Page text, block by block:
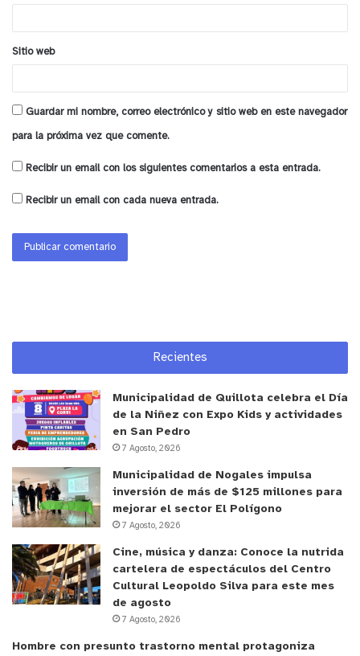
atención se pueden revisar directamente en
www.tne.cl
proceso relacionado con la tarjeta nacional
y tú, ¿qué opinas?
*
Sitio web
Guardar mi nombre, correo electrónico y sitio web en este navegador
para la próxima vez que comente.
Recibir un email con los siguientes comentarios a esta entrada.
Recibir un email con cada nueva entrada.
Recientes
Municipalidad de Quillota celebra el Día
de la Niñez con Expo Kids y actividades
en San Pedro
7 Agosto, 2026
Municipalidad de Nogales impulsa
inversión de más de $125 millones para
mejorar el sector El Polígono
7 Agosto, 2026
Cine, música y danza: Conoce la nutrida
cartelera de espectáculos del Centro
Cultural Leopoldo Silva para este mes
de agosto
7 Agosto, 2026
Hombre con presunto trastorno mental protagoniza